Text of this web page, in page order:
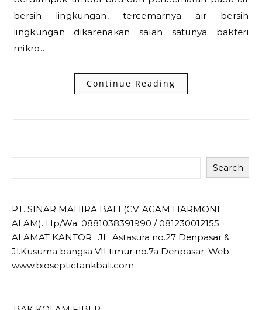
bersih lingkungan, tercemarnya air bersih
lingkungan dikarenakan salah satunya bakteri
mikro…
Continue Reading
Search
PT. SINAR MAHIRA BALI (CV. AGAM HARMONI
ALAM). Hp/Wa. 0881038391990 / 081230012155
ALAMAT KANTOR : JL. Astasura no.27 Denpasar &
Jl.Kusuma bangsa VII timur no.7a Denpasar. Web:
www.bioseptictankbali.com